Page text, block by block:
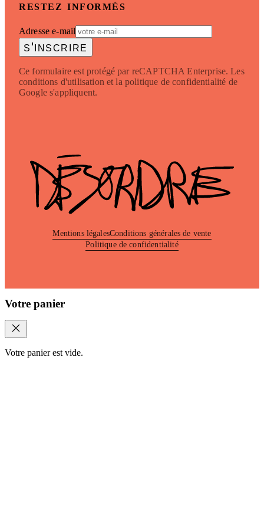
restez informés
Adresse e-mail
s'inscrire
Ce formulaire est protégé par reCAPTCHA Enterprise. Les
conditions d'utilisation et la politique de confidentialité de
Google s'appliquent.
Mentions légalesConditions générales de vente
Politique de confidentialité
Votre panier
Votre panier est vide.